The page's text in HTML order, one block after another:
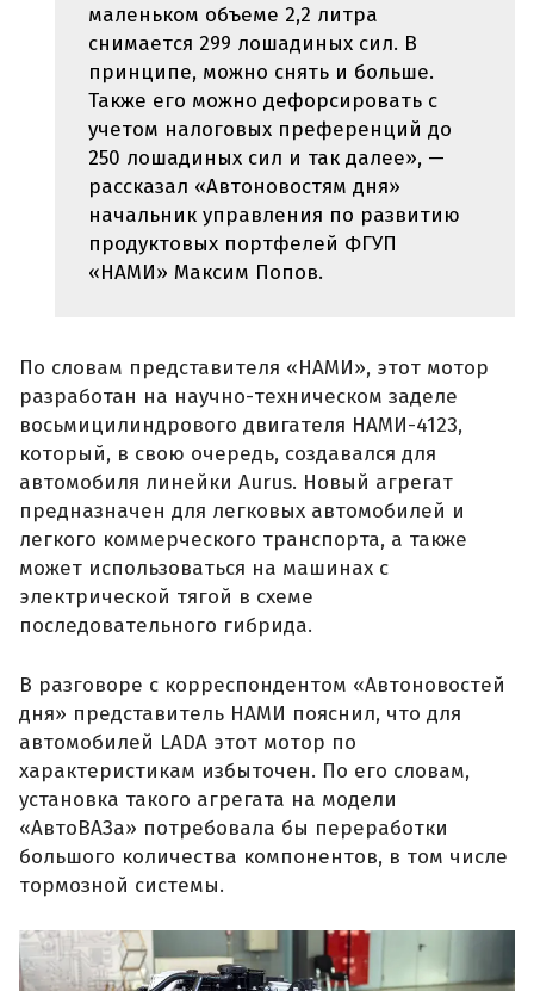
маленьком объеме 2,2 литра
снимается 299 лошадиных сил. В
принципе, можно снять и больше.
Также его можно дефорсировать с
учетом налоговых преференций до
250 лошадиных сил и так далее», —
рассказал «Автоновостям дня»
начальник управления по развитию
продуктовых портфелей ФГУП
«НАМИ» Максим Попов.
По словам представителя «НАМИ», этот мотор
разработан на научно-техническом заделе
восьмицилиндрового двигателя НАМИ-4123,
который, в свою очередь, создавался для
автомобиля линейки Aurus. Новый агрегат
предназначен для легковых автомобилей и
легкого коммерческого транспорта, а также
может использоваться на машинах с
электрической тягой в схеме
последовательного гибрида.
В разговоре с корреспондентом «Автоновостей
дня» представитель НАМИ пояснил, что для
автомобилей LADA этот мотор по
характеристикам избыточен. По его словам,
установка такого агрегата на модели
«АвтоВАЗа» потребовала бы переработки
большого количества компонентов, в том числе
тормозной системы.